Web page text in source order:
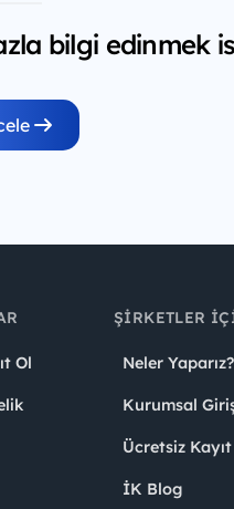
bilgi edinmek
Ol
ŞIRKETLER
Neler Yaparız?
Kurumsal
Ücretsiz Kayıt
İK Blog